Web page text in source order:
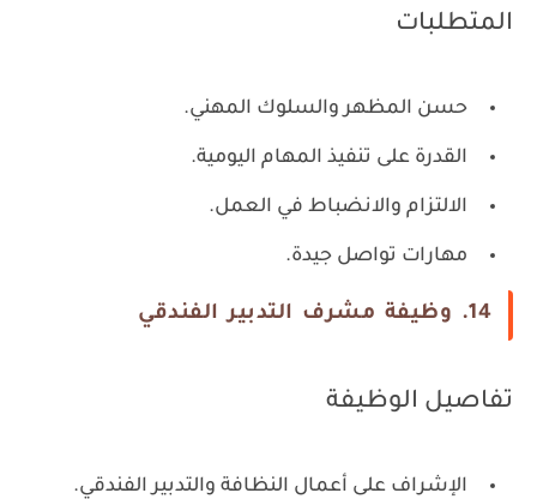
المتطلبات
حسن المظهر والسلوك المهني.
القدرة على تنفيذ المهام اليومية.
الالتزام والانضباط في العمل.
مهارات تواصل جيدة.
14. وظيفة مشرف التدبير الفندقي
تفاصيل الوظيفة
الإشراف على أعمال النظافة والتدبير الفندقي.